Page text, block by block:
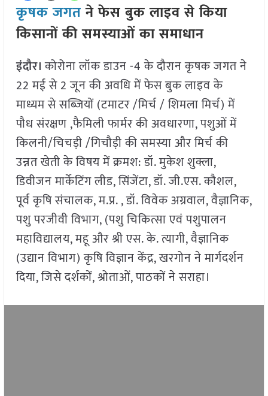
कृषक जगतने फेस बुक लाइव से किया
किसानों की समस्याओं का समाधान
इंदौर।कोरोना लॉक डाउन -4 के दौरान कृषक जगत ने
22 मई से 2 जून की अवधि में फेस बुक लाइव के
माध्यम से सब्जियों (टमाटर /मिर्च / शिमला मिर्च) में
पौध संरक्षण ,फैमिली फार्मर की अवधारणा, पशुओं में
किलनी/चिचड़ी /गिचौड़ी की समस्या और मिर्च की
उन्नत खेती के विषय में क्रमश: डॉ. मुकेश शुक्ला,
डिवीजन मार्केटिंग लीड, सिंजेंटा, डॉ. जी.एस. कौशल,
पूर्व कृषि संचालक, म.प्र. , डॉ. विवेक अग्रवाल, वैज्ञानिक,
पशु परजीवी विभाग, (पशु चिकित्सा एवं पशुपालन
महाविद्यालय, महू और श्री एस. के. त्यागी, वैज्ञानिक
(उद्यान विभाग) कृषि विज्ञान केंद्र, खरगोन ने मार्गदर्शन
दिया, जिसे दर्शकों, श्रोताओं, पाठकों ने सराहा।